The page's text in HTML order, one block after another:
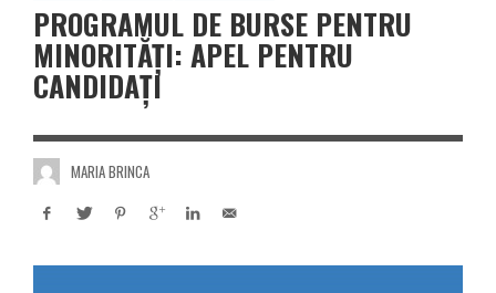
PROGRAMUL DE BURSE PENTRU
MINORITĂȚI: APEL PENTRU
CANDIDAȚI
MARIA BRINCA